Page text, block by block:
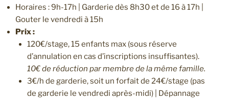
Horaires : 9h-17h | Garderie dès 8h30 et de 16 à 17h |
Gouter le vendredi à 15h
Prix :
120€/stage, 15 enfants max (sous réserve
d’annulation en cas d’inscriptions insuffisantes).
10€ de réduction par membre de la même famille.
3€/h de garderie, soit un forfait de 24€/stage (pas
de garderie le vendredi après-midi) | Dépannage